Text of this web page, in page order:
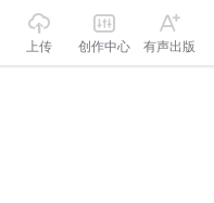
上传 创作中心 有声出版